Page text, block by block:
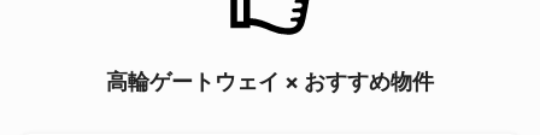
高輪ゲートウェイ × おすすめ物件